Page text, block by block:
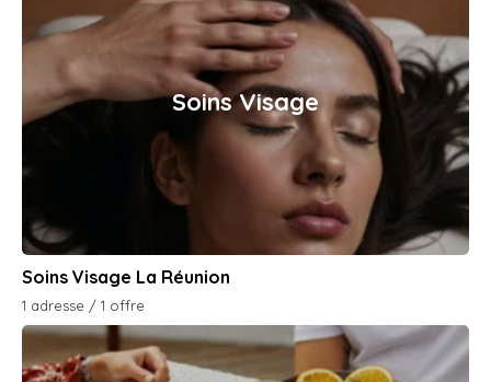
Soins Visage
Soins Visage La Réunion
1 adresse / 1 offre